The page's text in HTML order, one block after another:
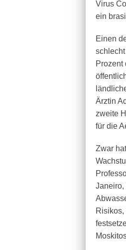
Virus
ein
Einen
Prozent
Ärztin
zweite
für die
Zwar
Janeiro,
Risikos,